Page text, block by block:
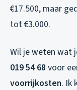
€17.500, maar
tot €3.000.
Wil je weten wat
019 54 68 voor
voorrijkosten. Ik